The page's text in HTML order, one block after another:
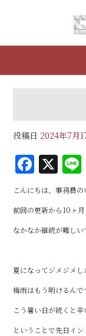
投稿日 2024年7月
F
a
c
e
b
o
k
X
こんにちは、事務員の
前回の更新から10ヶ
なかなか継続が難しい
夏になってジメジメ
梅雨はもう明けるん
こう暑い日が続くと辛
ということで先日イン